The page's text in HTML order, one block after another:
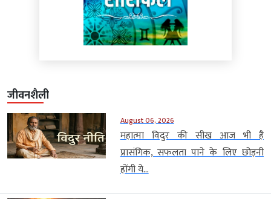
जीवनशैली
August 06, 2026
महात्मा विदुर की सीख आज भी है
प्रासंगिक, सफलता पाने के लिए छोड़नी
होंगी ये...